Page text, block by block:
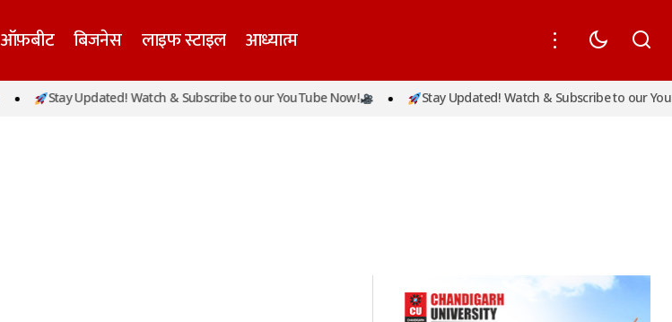
ऑफ़बीट बिजनेस लाइफ स्टाइल आध्यात्म
Stay Updated! Watch & Subscribe to our YouTube Now! Stay Updated! Watch & Subscribe to our